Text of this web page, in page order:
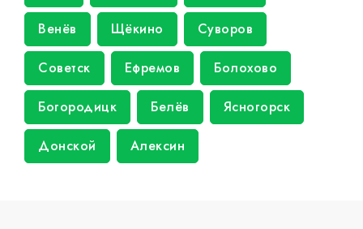
Венёв Щёкино Суворов
Советск Ефремов Болохово
Богородицк Белёв Ясногорск
Донской Алексин